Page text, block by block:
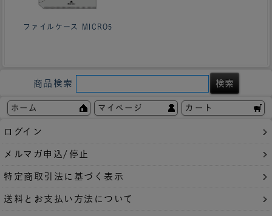
ファイルケース MICRO5
商品検索
ホーム マイページ カート
ログイン
メルマガ申込/停止
特定商取引法に基づく表示
送料とお支払い方法について